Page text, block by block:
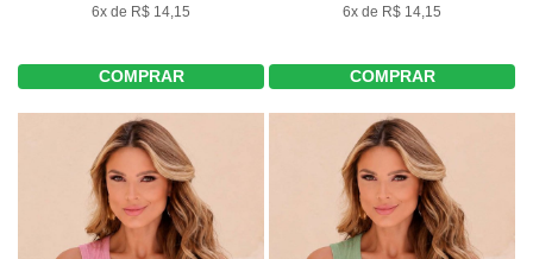
6x de R$ 14,15
COMPRAR
6x de R$ 14,15
COMPRAR